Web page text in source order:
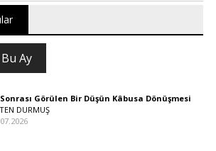
Bu Ay
Sonrası Görülen Bir Düşün Kâbusa Dönüşmesi
DURMUŞ